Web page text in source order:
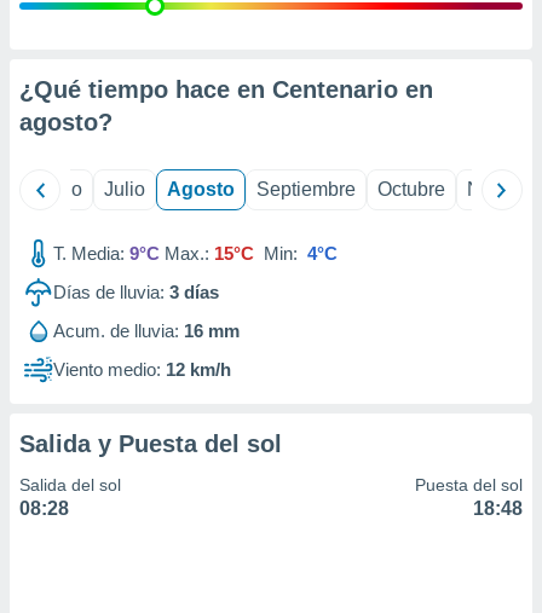
e
mediante
publicidad
de
1199
¿Qué tiempo hace en Centenario en
agosto?
Junio Julio Agosto Septiembre Octubre
T. Media: 9°C Max.: 15°C Min: 4°C
Días de lluvia: 3 días
Acum. de lluvia: 16 mm
Viento medio: 12 km/h
Salida y Puesta del sol
Salida del sol
08:28
Puesta del sol
18:48